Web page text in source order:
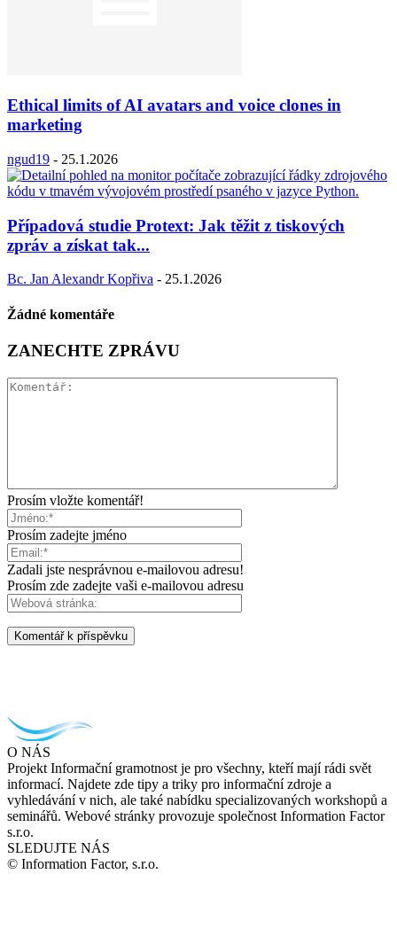
Ethical limits of AI avatars and voice clones in
marketing
ngud19 - 25.1.2026
Případová studie Protext: Jak těžit z tiskových
zpráv a získat tak...
Bc. Jan Alexandr Kopřiva - 25.1.2026
Žádné komentáře
ZANECHTE ZPRÁVU
Prosím vložte komentář!
Prosím zadejte jméno
Zadali jste nesprávnou e-mailovou adresu!
Prosím zde zadejte vaši e-mailovou adresu
O NÁS
Projekt Informační gramotnost je pro všechny, kteří mají rádi svět
informací. Najdete zde tipy a triky pro informační zdroje a
vyhledávání v nich, ale také nabídku specializovaných workshopů a
seminářů. Webové stránky provozuje společnost Information Factor
s.r.o.
SLEDUJTE NÁS
© Information Factor, s.r.o.